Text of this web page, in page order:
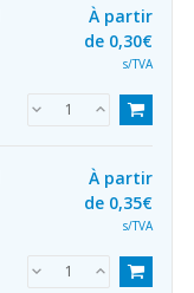
À partir
de 0,30€
s/TVA
À partir
de 0,35€
s/TVA